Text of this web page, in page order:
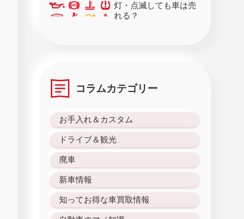
灯・点滅しても車は売
れる？
コラムカテゴリー
お手入れ＆カスタム
ドライブ＆観光
廃車
新車情報
知ってお得な車買取情報